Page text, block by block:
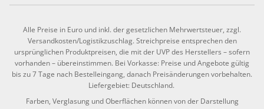
Alle Preise in Euro und inkl. der gesetzlichen Mehrwertsteuer, zzgl.
Versandkosten/Logistikzuschlag. Streichpreise entsprechen den
ursprünglichen Produktpreisen, die mit der UVP des Herstellers – sofern
vorhanden – übereinstimmen. Bei Vorkasse: Preise und Angebote gültig
bis zu 7 Tage nach Bestelleingang, danach Preisänderungen vorbehalten.
Liefergebiet: Deutschland.
Farben, Verglasung und Oberflächen können von der Darstellung